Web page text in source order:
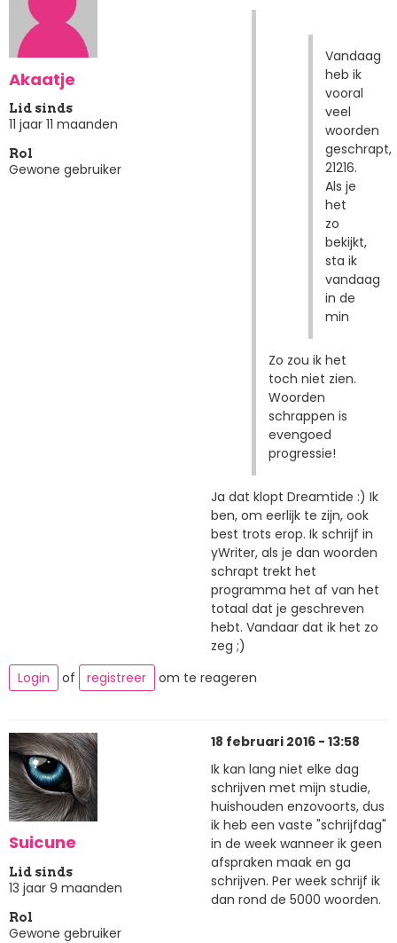
Akaatje
Lid sinds
11 jaar 11 maanden
Rol
Gewone gebruiker
Vandaag
heb ik
vooral
veel
woorden
geschrapt,
21216.
Als je
het
zo
bekijkt,
sta ik
vandaag
in de
min
Zo zou ik het
toch niet zien.
Woorden
schrappen is
evengoed
progressie!
Ja dat klopt Dreamtide :) Ik
ben, om eerlijk te zijn, ook
best trots erop. Ik schrijf in
yWriter, als je dan woorden
schrapt trekt het
programma het af van het
totaal dat je geschreven
hebt. Vandaar dat ik het zo
zeg ;)
Login
of registreer om te reageren
Suicune
Lid sinds
13 jaar 9 maanden
Rol
Gewone gebruiker
18 februari 2016 - 13:58
Ik kan lang niet elke dag
schrijven met mijn studie,
huishouden enzovoorts, dus
ik heb een vaste "schrijfdag"
in de week wanneer ik geen
afspraken maak en ga
schrijven. Per week schrijf ik
dan rond de 5000 woorden.